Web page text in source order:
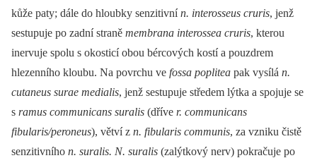
kůže paty; dále do hloubky senzitivnín. interosseus cruris, jenž
sestupuje po zadní straně membrana interossea cruris, kterou
inervuje spolu s okosticí obou bércových kostí a pouzdrem
hlezenního kloubu. Na povrchu ve fossa poplitea pak vysílá n.
cutaneus surae medialis, jenž sestupuje středem lýtka a spojuje se
s ramus communicans suralis (dříve r. communicans
fibularis/peroneus), větví z n. fibularis communis, za vzniku čistě
senzitivního n. suralis. N. suralis (zalýtkový nerv) pokračuje po